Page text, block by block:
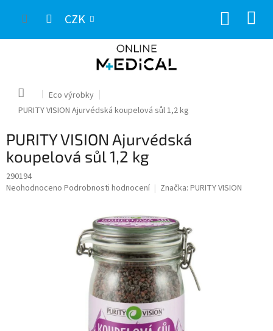
CZK
Domů
Eco výrobky
PURITY VISION Ajurvédská koupelová sůl 1,2 kg
PURITY VISION Ajurvédská
koupelová sůl 1,2 kg
290194
Průměrné
Neohodnoceno Podrobnosti hodnocení Značka: PURITY VISION